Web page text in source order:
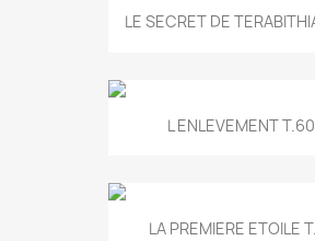
LE SECRET DE
L ENLEVEMENT
LA PREMIERE ETOILE